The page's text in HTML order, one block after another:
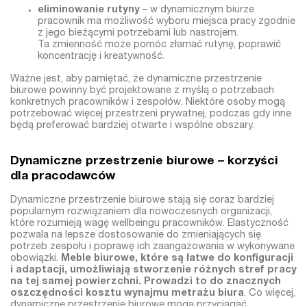
eliminowanie rutyny – w dynamicznym biurze
pracownik ma możliwość wyboru miejsca pracy zgodnie
z jego bieżącymi potrzebami lub nastrojem.
Ta zmienność może pomóc złamać rutynę, poprawić
koncentrację i kreatywność.
Ważne jest, aby pamiętać, że dynamiczne przestrzenie
biurowe powinny być projektowane z myślą o potrzebach
konkretnych pracowników i zespołów. Niektóre osoby mogą
potrzebować więcej przestrzeni prywatnej, podczas gdy inne
będą preferować bardziej otwarte i wspólne obszary.
Dynamiczne przestrzenie biurowe – korzyści
dla pracodawców
Dynamiczne przestrzenie biurowe stają się coraz bardziej
popularnym rozwiązaniem dla nowoczesnych organizacji,
które rozumieją wagę wellbeingu pracowników. Elastyczność
pozwala na lepsze dostosowanie do zmieniających się
potrzeb zespołu i poprawę ich zaangażowania w wykonywane
obowiązki. Meble biurowe, które są łatwe do konfiguracji
i adaptacji, umożliwiają stworzenie różnych stref pracy
na tej samej powierzchni. Prowadzi to do znacznych
oszczędności kosztu wynajmu metrażu biura. Co więcej,